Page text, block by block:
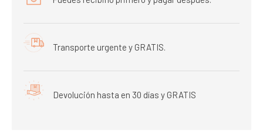
Transporte urgente y GRATIS.
Devolución hasta en 30 días y GRATIS